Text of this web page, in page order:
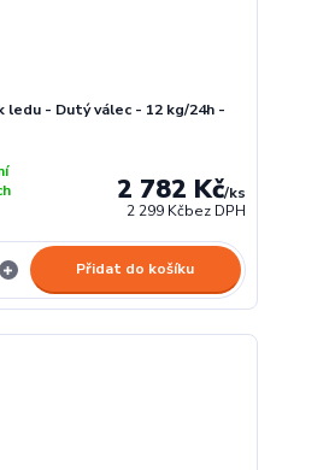
- Dutý válec - 12 kg/24h -
2 782 Kč/ks
2 299 Kčbez DPH
Přidat do košíku